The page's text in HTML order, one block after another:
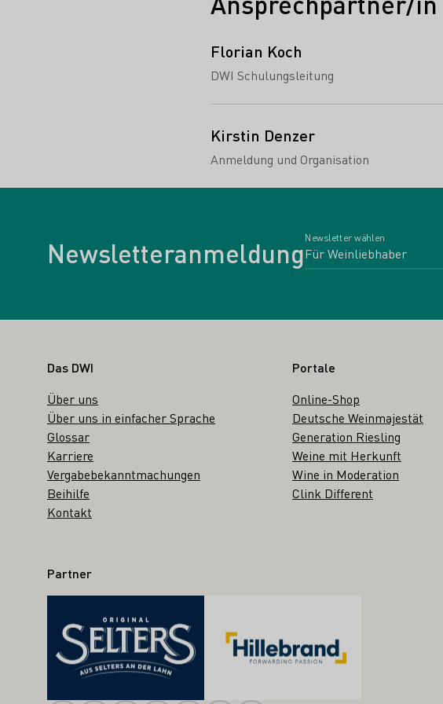
Florian Koch
DWI Schulungsleitung
Kirstin Denzer
Anmeldung und Organisation
Newsletteranmeldung
Newsletter wählen
Fußbereich
Das DWI
Über uns
Über uns in einfacher Sprache
Glossar
Karriere
Vergabebekanntmachungen
Beihilfe
Kontakt
Portale
Online-Shop
Deutsche Weinmajestät
Generation Riesling
Weine mit Herkunft
Wine in Moderation
Clink Different
Partner